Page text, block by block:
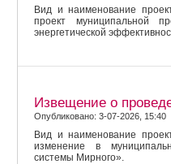
Вид и наименование
проект муниципальной
энергетической
Извещение о
Опубликовано: 3-07-2026, 15:40
Вид и наименование
изменение в
системы Мирного».